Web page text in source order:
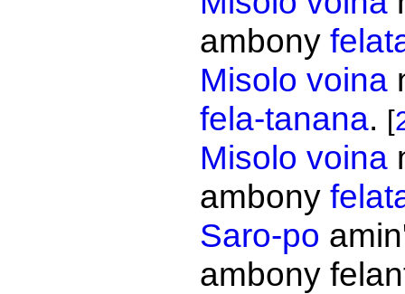
ambony
Misolo voina
fela-tanana. [
Misolo voina
ambony
Saro-po
ambony